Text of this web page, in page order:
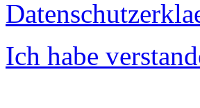
Ich habe